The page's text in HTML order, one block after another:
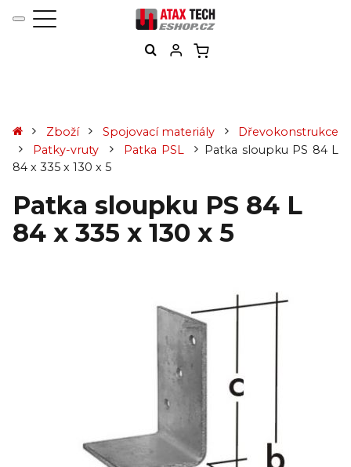
Zboží Spojovací materiály
Dřevokonstrukce
Patky-vruty
Patka PSL
Patka sloupku PS 84 L
84 x 335 x 130 x 5
Patka sloupku PS 84 L
84 x 335 x 130 x 5